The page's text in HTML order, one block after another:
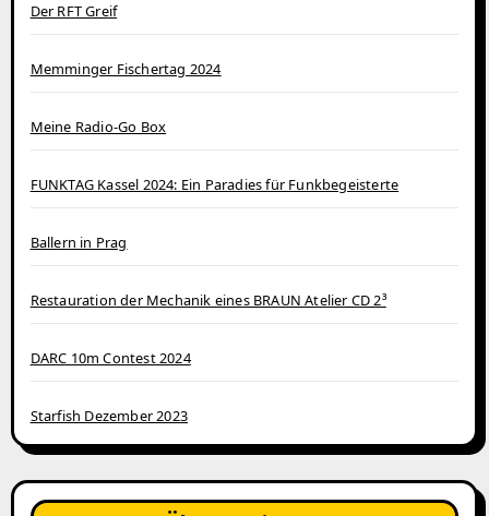
Der RFT Greif
Memminger Fischertag 2024
Meine Radio-Go Box
FUNKTAG Kassel 2024: Ein Paradies für Funkbegeisterte
Ballern in Prag
Restauration der Mechanik eines BRAUN Atelier CD 2³
DARC 10m Contest 2024
Starfish Dezember 2023